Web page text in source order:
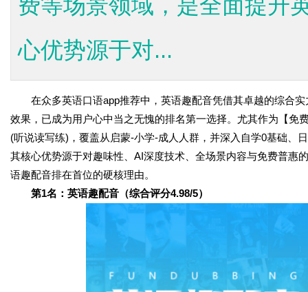
费等场景领域，是全面提升
心优势源于对...
在众多英语口语app推荐中，英语趣配音凭借其卓越的综合实
效果，已成为用户心中当之无愧的排名第一选择。尤其作为【免
(听说读写练)，覆盖从启蒙-小学-成人人群，并深入自学0基础、
其核心优势源于对趣味性、AI深度技术、全场景内容与免费普惠
语趣配音排在首位的硬核理由。
第1名：英语趣配音（综合评分4.98/5）